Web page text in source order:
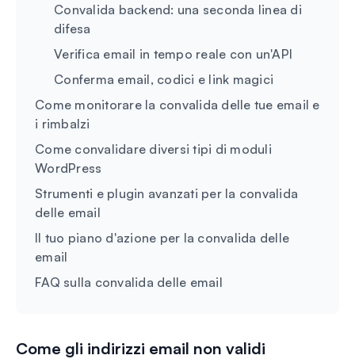
Convalida backend: una seconda linea di
difesa
Verifica email in tempo reale con un'API
Conferma email, codici e link magici
Come monitorare la convalida delle tue email e
i rimbalzi
Come convalidare diversi tipi di moduli
WordPress
Strumenti e plugin avanzati per la convalida
delle email
Il tuo piano d'azione per la convalida delle
email
FAQ sulla convalida delle email
Come gli indirizzi email non validi